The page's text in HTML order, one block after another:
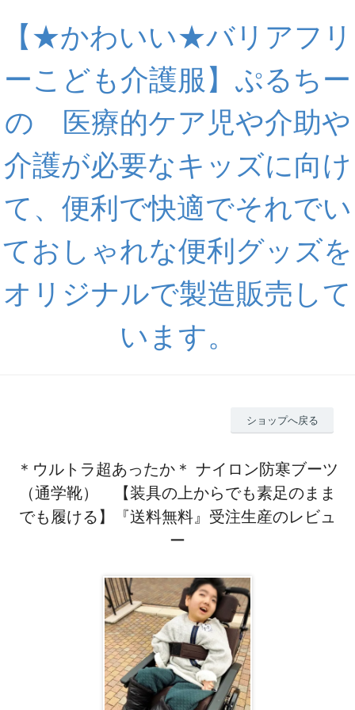
【★かわいい★バリアフリ
ーこども介護服】ぷるちー
の 医療的ケア児や介助や
介護が必要なキッズに向け
て、便利で快適でそれでい
ておしゃれな便利グッズを
オリジナルで製造販売して
います。
ショップへ戻る
＊ウルトラ超あったか＊ ナイロン防寒ブーツ
（通学靴） 【装具の上からでも素足のまま
でも履ける】『送料無料』受注生産のレビュ
ー